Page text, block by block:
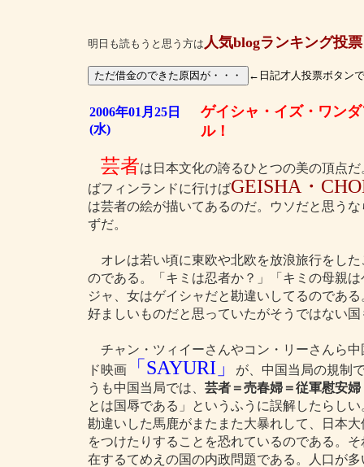
明日も読もうと思う方は 人気blogランキング投票
←日記才人投票ボタン
2006年01月25日
(水)
ゲイシャ・イズ・ワンダ
ル！
芸者は日本文化の誇るひとつの美の頂点
ばフィンランドに行けばGEISHA・
は芸者の絵が描いてあるのだ。ウソだと思う
ずだ。
オレは若い頃に東欧や北欧を放浪旅行をし
のである。「キミは忍者か？」「キミの母親
ジャ、女はゲイシャだと勘違いしてるのであ
好ましいものだと思っていたがそうではない
チャン・ツィイーさんやコン・リーさんら
ド映画「SAYURI」
が、中国当局の規制
うも中国当局では、 芸者＝売春婦＝従軍慰安婦
とは国辱である」というふうに誤解したらし
勘違いした馬鹿がまたまた大暴れして、日本
をつけたりすることを恐れているのである。
在するてめえの国の内政問題である。人口が